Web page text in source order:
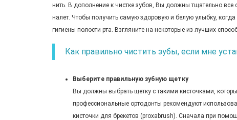
нить. В дополнение к чистке зубов, Вы должны тщательно
налет. Чтобы получить самую здоровую и белую улыбку,
гигиены полости рта. Взгляните на некоторые из лучших
Как правильно чистить зубы, если мне
Выберите правильную зубную щетку
Вы должны выбрать щетку с такими кисточками,
профессиональные ортодонты рекомендуют
кисточки для брекетов (proxabrush). Сначала при